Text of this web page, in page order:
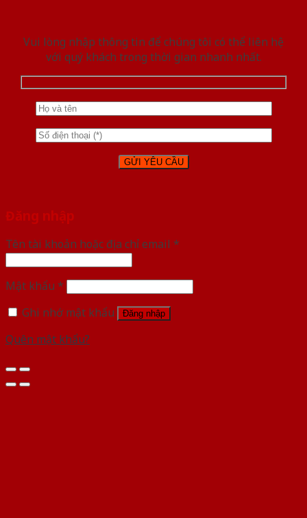
Vui lòng nhập thông tin để chúng tôi có thể liên hệ
với quý khách trong thời gian nhanh nhất.
Đăng nhập
Tên tài khoản hoặc địa chỉ email *
Mật khẩu *
Ghi nhớ mật khẩu
Đăng nhập
Quên mật khẩu?